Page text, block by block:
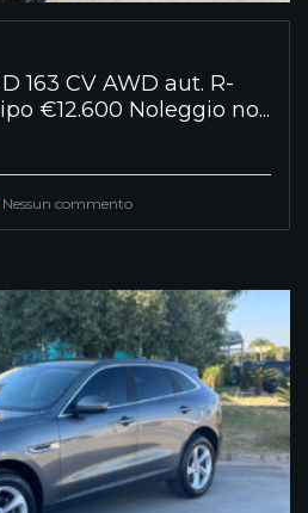
163 CV AWD aut. R-
€12.600 Noleggio no...
Nessun commento